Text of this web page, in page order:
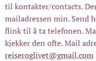
til kontakter/contacts.
mailadressen min. Send
flink til å ta telefonen.
kjekker den ofte. Mail
reiseroglivet@gmail.com